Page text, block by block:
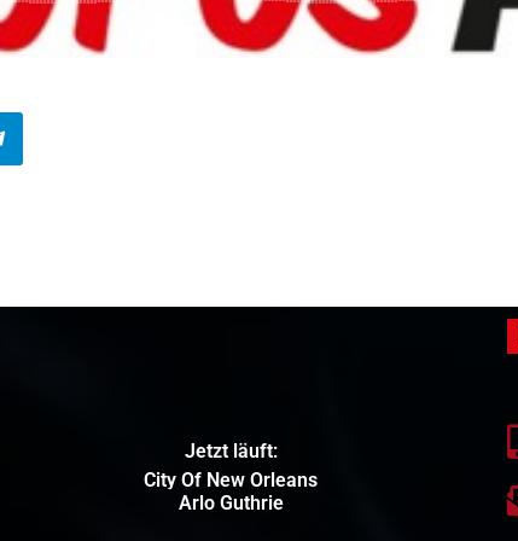
Jetzt läuft:
City Of New Orleans
Arlo Guthrie